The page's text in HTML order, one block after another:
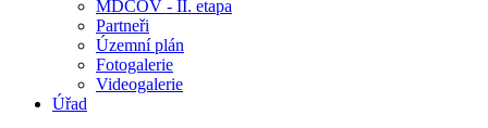
MDČOV - II. etapa
Partneři
Územní plán
Fotogalerie
Videogalerie
Úřad